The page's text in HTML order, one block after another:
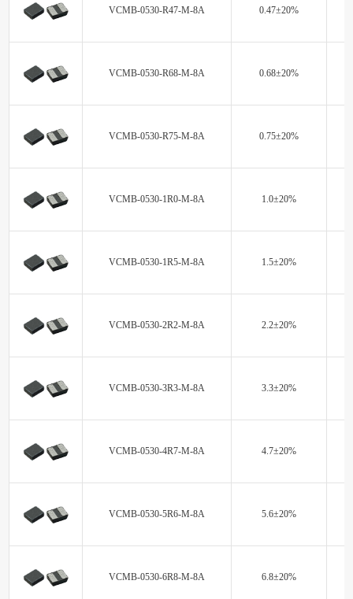
VCMB-0530-R47-M-8A 0.47±20%
VCMB-0530-R68-M-8A 0.68±20%
VCMB-0530-R75-M-8A 0.75±20%
VCMB-0530-1R0-M-8A 1.0±20%
VCMB-0530-1R5-M-8A 1.5±20%
VCMB-0530-2R2-M-8A 2.2±20%
VCMB-0530-3R3-M-8A 3.3±20%
VCMB-0530-4R7-M-8A 4.7±20%
VCMB-0530-5R6-M-8A 5.6±20%
VCMB-0530-6R8-M-8A 6.8±20%